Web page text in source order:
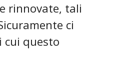
rinnovate, tali
ci
cui questo